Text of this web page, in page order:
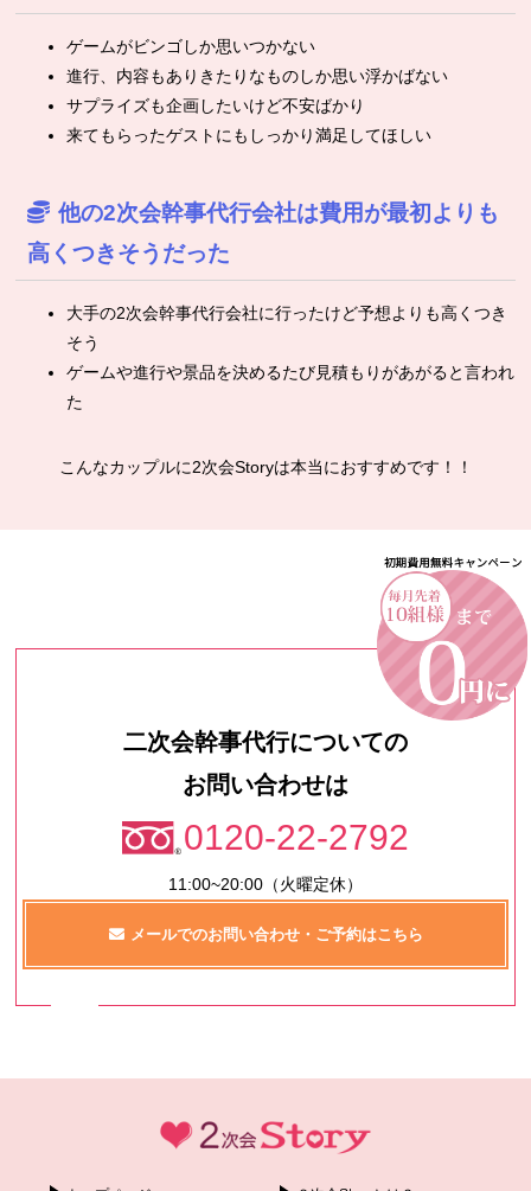
ゲームがビンゴしか思いつかない
進行、内容もありきたりなものしか思い浮かばない
サプライズも企画したいけど不安ばかり
来てもらったゲストにもしっかり満足してほしい
他の2次会幹事代行会社は費用が最初よりも
高くつきそうだった
大手の2次会幹事代行会社に行ったけど予想よりも高くつき
そう
ゲームや進行や景品を決めるたび見積もりがあがると言われ
た
こんなカップルに2次会Storyは本当におすすめです！！
二次会幹事代行についての
お問い合わせは
0120-22-2792
11:00~20:00（火曜定休）
メールでのお問い合わせ・ご予約はこちら